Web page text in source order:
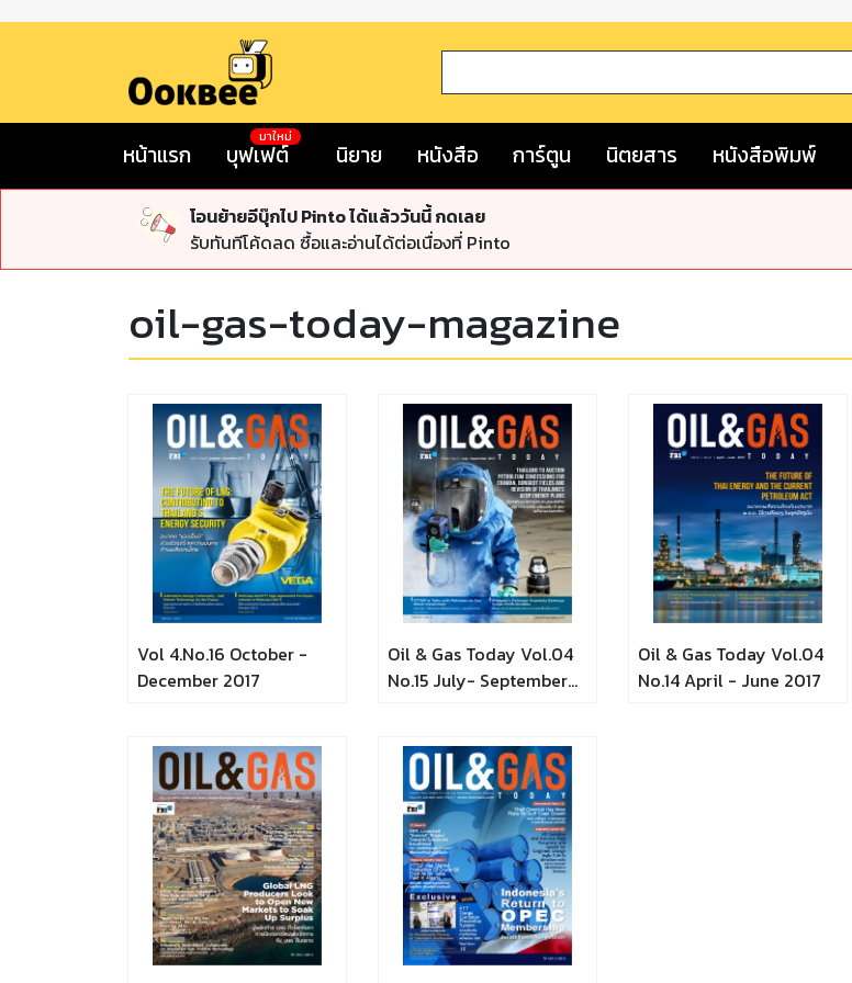
หน้าแรก บุฟเฟต์
มาใหม่
นิยาย หนังสือ การ์ตูน นิตยสาร หนังสือพิมพ์
โอนย้ายอีบุ๊กไป Pinto ได้แล้ววันนี้ กดเลย
รับทันทีโค้ดลด ซื้อและอ่านได้ต่อเนื่องที่ Pinto
oil-gas-today-magazine
Vol 4.No.16 October -
December 2017
Oil & Gas Today Vol.04
No.15 July- September
Oil & Gas Today Vol.04
No.14 April - June 2017